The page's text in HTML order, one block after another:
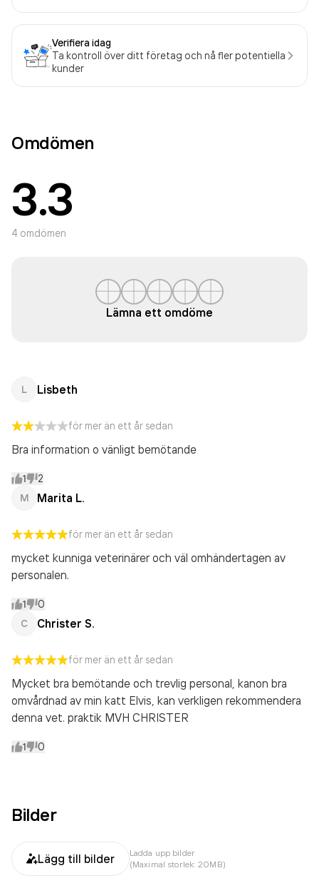
Verifiera idag
Ta kontroll över ditt företag och nå fler potentiella
kunder
Omdömen
3.3
4 omdömen
Lämna ett omdöme
L Lisbeth
för mer än ett år sedan
Bra information o vänligt bemötande
1 2
M Marita L.
för mer än ett år sedan
mycket kunniga veterinärer och väl omhändertagen av
personalen.
1 0
C Christer S.
för mer än ett år sedan
Mycket bra bemötande och trevlig personal, kanon bra
omvårdnad av min katt Elvis, kan verkligen rekommendera
denna vet. praktik MVH CHRISTER
1 0
Bilder
Lägg till bilder
Ladda upp bilder
(Maximal storlek: 20MB)